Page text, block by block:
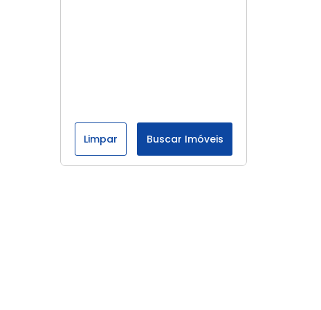
Limpar Buscar Imóveis